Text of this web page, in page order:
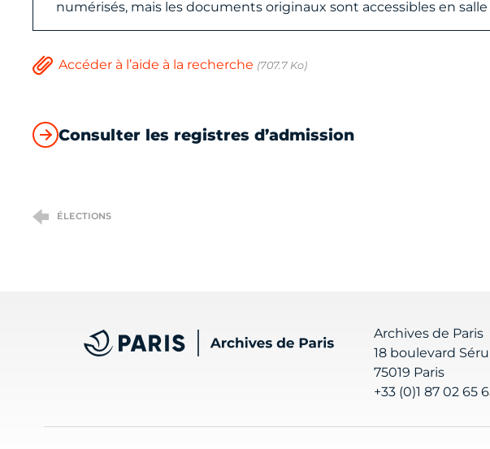
numérisés, mais les documents originaux sont accessibles en
Accéder à l’aide à la recherche (707.7 Ko)
Consulter les registres d’admission
ÉLECTIONS
Archives de Paris
Archives de Paris
18 boulevard
75019 Paris
+33 (0)1 87 02 65